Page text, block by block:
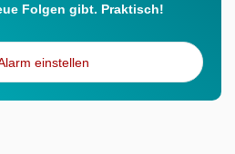
Folgen gibt. Praktisch!
einstellen